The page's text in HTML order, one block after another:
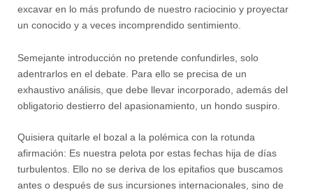
excavar en lo más profundo de nuestro raciocinio y proyectar
un conocido y a veces incomprendido sentimiento.
Semejante introducción no pretende confundirles, solo
adentrarlos en el debate. Para ello se precisa de un
exhaustivo análisis, que debe llevar incorporado, además del
obligatorio destierro del apasionamiento, un hondo suspiro.
Quisiera quitarle el bozal a la polémica con la rotunda
afirmación: Es nuestra pelota por estas fechas hija de días
turbulentos. Ello no se deriva de los epitafios que buscamos
antes o después de sus incursiones internacionales, sino de